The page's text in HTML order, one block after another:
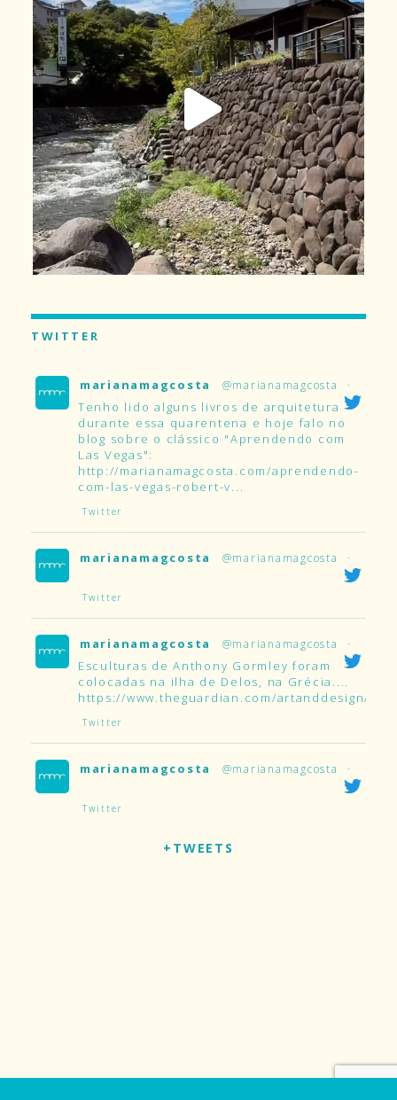
TWITTER
marianamagcosta @marianamagcosta ·
Tenho lido alguns livros de arquitetura
durante essa quarentena e hoje falo no
blog sobre o clássico "Aprendendo com
Las Vegas":
http://marianamagcosta.com/aprendendo-
com-las-vegas-robert-v...
Twitter
marianamagcosta @marianamagcosta ·
Twitter
marianamagcosta @marianamagcosta ·
Esculturas de Anthony Gormley foram
colocadas na ilha de Delos, na Grécia....
https://www.theguardian.com/artanddesign/
Twitter
marianamagcosta @marianamagcosta ·
Twitter
+TWEETS